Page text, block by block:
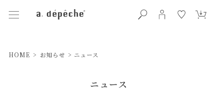
HOME > お知らせ > ニュース
ニュース